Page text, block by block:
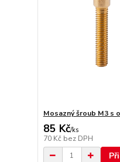
Mosazný šroub M3 s
85 Kč/ks
70 Kč bez DPH